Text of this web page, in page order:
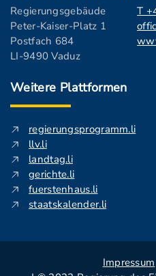
Regierungsgebäude
Peter-Kaiser-Platz 1
Postfach 684
LI-9490 Vaduz
T
Weitere Plattformen
regierungsprogramm.li
llv.li
landtag.li
gerichte.li
fuerstenhaus.li
staatskalender.li
Impressum